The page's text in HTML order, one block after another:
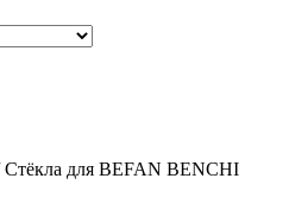
Стёкла для BEFAN BENCHI